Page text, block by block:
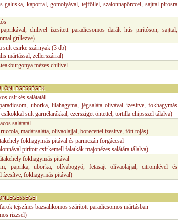
galuska, kaporral, gomolyával, tejföllel, szalonnapörccel, sajttal pirosra
chilivel ízesített paradicsomos darált hús pirítóson, sajttal,
grillezve)
sült csirke szárnyak (3 db)
mártással, zellerszárral)
mézes chilivel
csirkés salátatál
uborka, lilahagyma, jégsaláta olívával ízesítve, fokhagymás
sült garnélarákkal, ezersziget öntettel, tortilla chipsszel tálalva)
salátatál
madársaláta, olívaolajjal, borecettel ízesítve, főtt tojás)
fokhagymás pitával és parmezán forgáccsal
pirított csirkemell falatkák majonézes salátára tálalva)
fokhagymás pitával
paprika, uborka, olívabogyó, fetasajt olívaolajjal, citromlével és
ízesítve, fokhagymás pitával)
tejszínes bazsalikomos szárított paradicsomos mártásban
rizzsel)